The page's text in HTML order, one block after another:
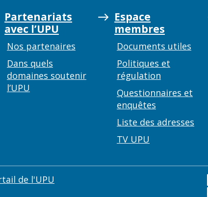
Partenariats
avec l’UPU
Nos partenaires
Dans quels
domaines soutenir
l’UPU
Espace
membres
Documents utiles
Politiques et
régulation
Questionnaires et
enquêtes
Liste des adresses
TV UPU
de l'UPU